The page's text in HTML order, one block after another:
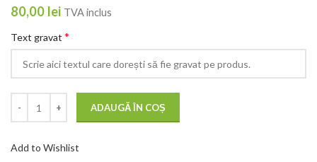
80,00 lei TVA inclus
Text gravat *
ADAUGĂ ÎN COȘ
Add to Wishlist